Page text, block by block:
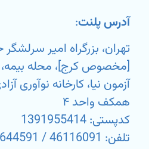
آدرس پلنت:
تهران، بزرگراه امیر
[مخصوص کرج]، محله
همکف واحد ۴
کدپستی: 1391955414
تلفن: 46116091 / 09999644591